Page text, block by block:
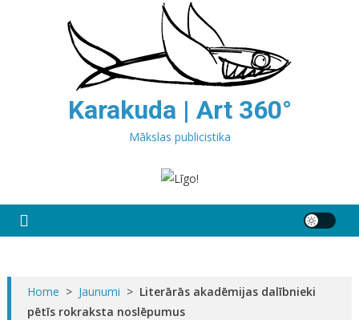
Karakuda | Art 360°
Mākslas publicistika
Home > Jaunumi > Literārās akadēmijas dalībnieki
pētīs rokraksta noslēpumus